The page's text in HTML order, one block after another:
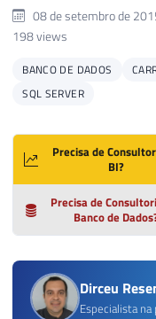
08 de setembro de
198 views
BANCO DE DADOS
SQL SERVER
Precisa de
BI?
Precisa de
Banco de
Dirceu
Especialista